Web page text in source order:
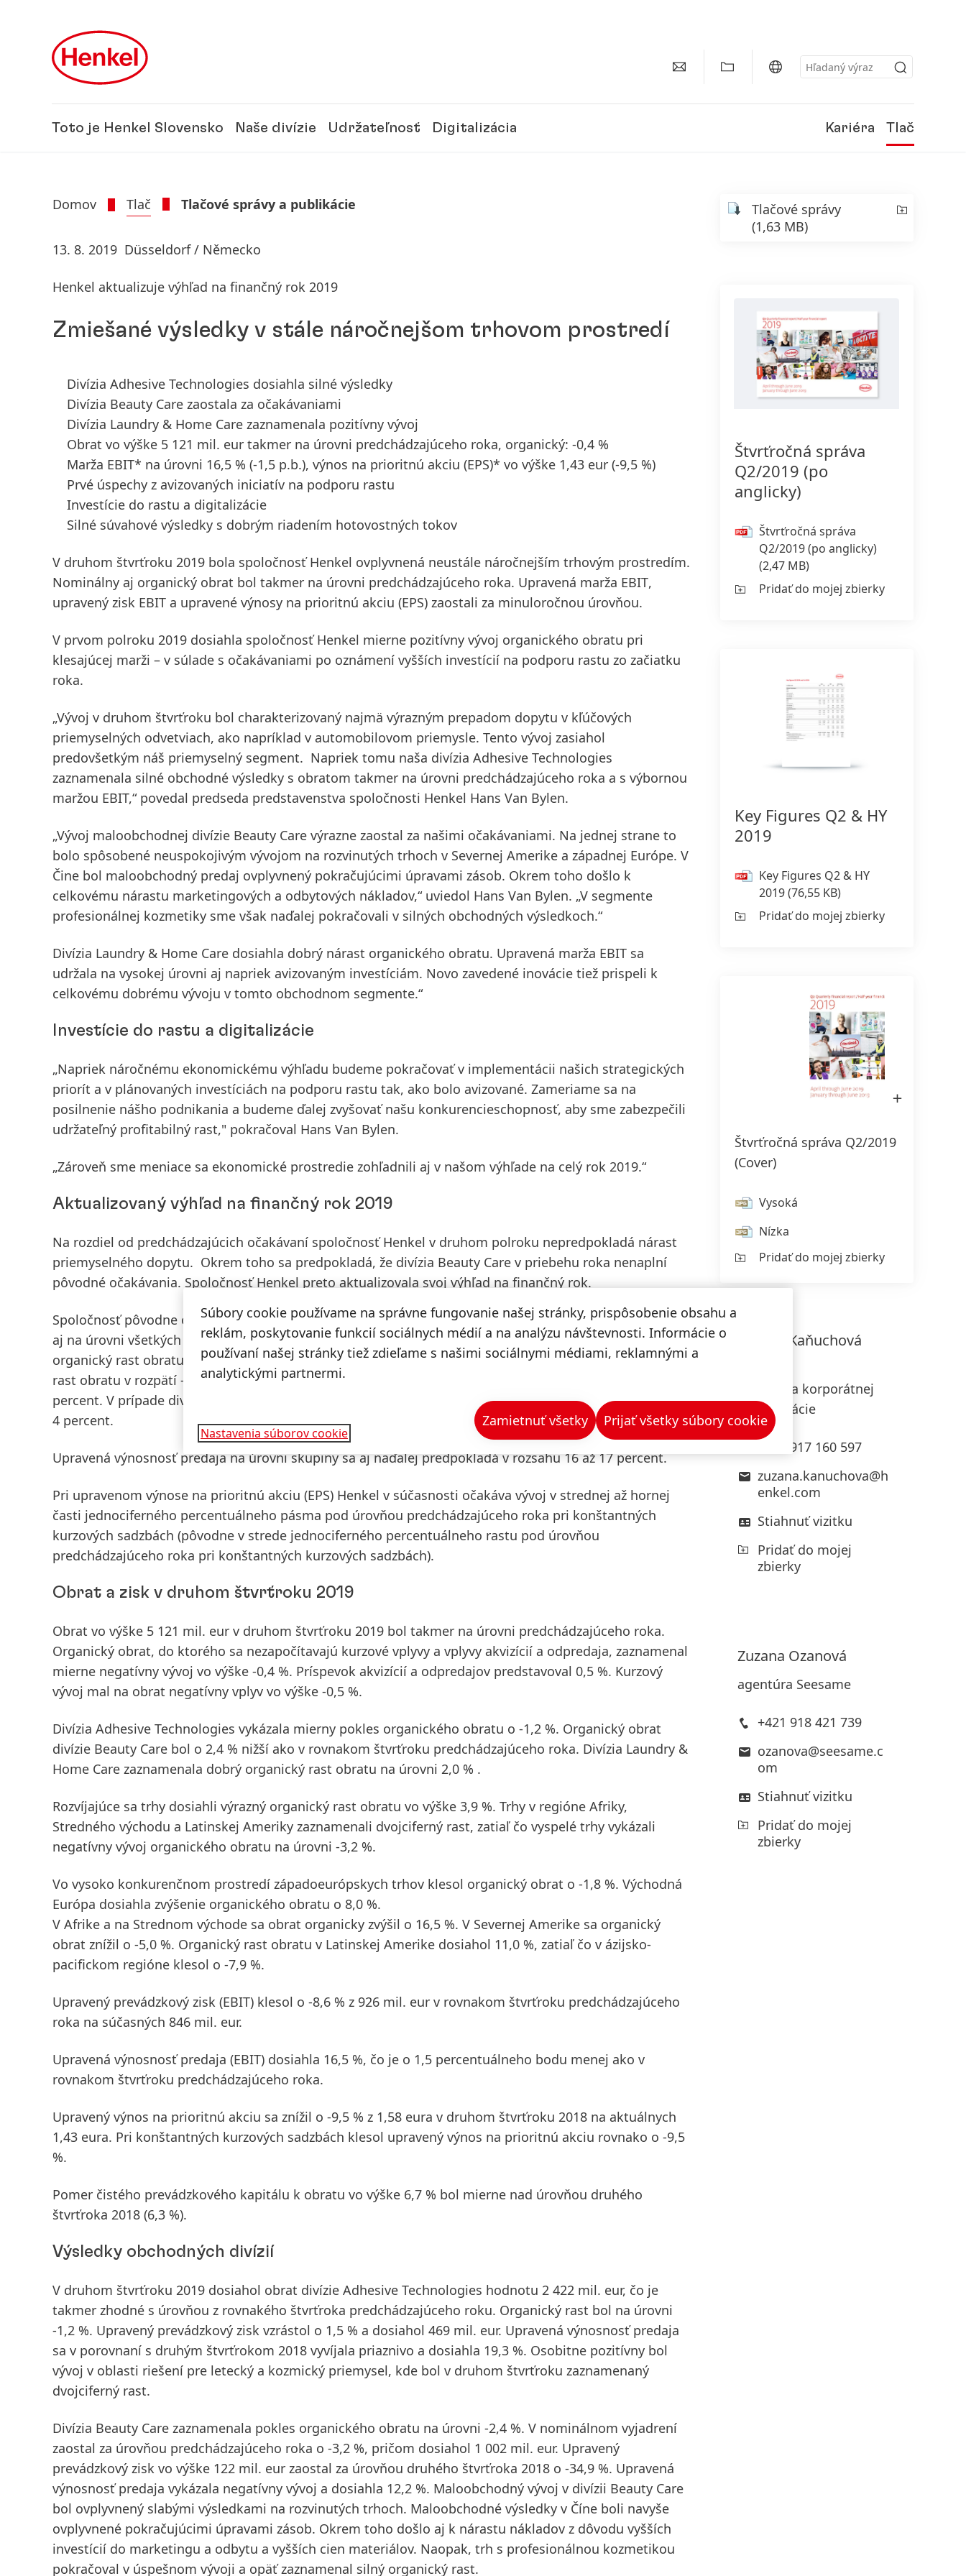
Toto je Henkel Slovensko
150 rokov spoločnosti Henkel
spoločnosti Henkel každá zmena
znamená novú príležitosť, preto
podporujeme inovácie, udržateľnosť
lepšiu budúcnosť pre všetkých.
Spoločne.
VIAC INFORMÁCIÍ
Naše divízie Udržateľnosť Digitalizácia Kariéra Tlač
Domov Tlač Tlačové správy a publikácie
13. 8. 2019 Düsseldorf / Německo
Henkel aktualizuje výhľad na finančný rok 2019
Zmiešané výsledky v stále náročnejšom trhovom prostredí
Divízia Adhesive Technologies dosiahla silné výsledky
Divízia Beauty Care zaostala za očakávaniami
Divízia Laundry & Home Care zaznamenala pozitívny vývoj
Obrat vo výške 5 121 mil. eur takmer na úrovni predchádzajúceho roka, organický: -0,4 %
Marža EBIT* na úrovni 16,5 % (-1,5 p.b.), výnos na prioritnú akciu (EPS)* vo výške 1,43 eur (-9,5 %)
Prvé úspechy z avizovaných iniciatív na podporu rastu
Investície do rastu a digitalizácie
Silné súvahové výsledky s dobrým riadením hotovostných tokov
V druhom štvrťroku 2019 bola spoločnosť Henkel ovplyvnená neustále náročnejším trhovým prostredím.
Nominálny aj organický obrat bol takmer na úrovni predchádzajúceho roka. Upravená marža EBIT,
upravený zisk EBIT a upravené výnosy na prioritnú akciu (EPS) zaostali za minuloročnou úrovňou.
V prvom polroku 2019 dosiahla spoločnosť Henkel mierne pozitívny vývoj organického obratu pri
klesajúcej marži – v súlade s očakávaniami po oznámení vyšších investícií na podporu rastu zo začiatku
roka.
„Vývoj v druhom štvrťroku bol charakterizovaný najmä výrazným prepadom dopytu v kľúčových
priemyselných odvetviach, ako napríklad v automobilovom priemysle. Tento vývoj zasiahol
predovšetkým náš priemyselný segment. Napriek tomu naša divízia Adhesive Technologies
zaznamenala silné obchodné výsledky s obratom takmer na úrovni predchádzajúceho roka a s výbornou
maržou EBIT,“ povedal predseda predstavenstva spoločnosti Henkel Hans Van Bylen.
„Vývoj maloobchodnej divízie Beauty Care výrazne zaostal za našimi očakávaniami. Na jednej strane to
bolo spôsobené neuspokojivým vývojom na rozvinutých trhoch v Severnej Amerike a západnej Európe. V
Čine bol maloobchodný predaj ovplyvnený pokračujúcimi úpravami zásob. Okrem toho došlo k
celkovému nárastu marketingových a odbytových nákladov,“ uviedol Hans Van Bylen. „V segmente
profesionálnej kozmetiky sme však naďalej pokračovali v silných obchodných výsledkoch.“
Divízia Laundry & Home Care dosiahla dobrý nárast organického obratu. Upravená marža EBIT sa
udržala na vysokej úrovni aj napriek avizovaným investíciám. Novo zavedené inovácie tiež prispeli k
celkovému dobrému vývoju v tomto obchodnom segmente.“
Investície do rastu a digitalizácie
„Napriek náročnému ekonomickému výhľadu budeme pokračovať v implementácii našich strategických
priorít a v plánovaných investíciách na podporu rastu tak, ako bolo avizované. Zameriame sa na
posilnenie nášho podnikania a budeme ďalej zvyšovať našu konkurencieschopnosť, aby sme zabezpečili
udržateľný profitabilný rast," pokračoval Hans Van Bylen.
„Zároveň sme meniace sa ekonomické prostredie zohľadnili aj v našom výhľade na celý rok 2019.“
Aktualizovaný výhľad na finančný rok 2019
Na rozdiel od predchádzajúcich očakávaní spoločnosť Henkel v druhom polroku nepredpokladá nárast
priemyselného dopytu. Okrem toho sa predpokladá, že divízia Beauty Care v priebehu roka nenaplní
pôvodné očakávania. Spoločnosť Henkel preto aktualizovala svoj výhľad na finančný rok.
Spoločnosť pôvodne očakávala organický rast obratu na úrovni 2 až 4 percent tak na úrovniskupiny, ako
aj na úrovni všetkých troch obchodných divízií . V súčasnosti Henkel očakáva na úrovniskupiny
organický rast obratu od 0 do 2 percent. V prípade divízieAdhesive Technologiessa očakáva organický
rast obratu v rozpätí -1 až 1 percento, pri divíziiBeauty Care
percent. V prípade divízie
Henkel aj naďalej očakáva organický rast na úrovni 2 až
4 percent.
Upravená výnosnosť predajana úrovni skupiny sa aj naďalej predpokladá v rozsahu 16 až 17 percent.
Pri upravenom výnose na prioritnú akciu (EPS) Henkel v súčasnosti očakáva vývoj v strednej až hornej
časti jednociferného percentuálneho pásma pod úrovňou predchádzajúceho roka pri konštantných
kurzových sadzbách (pôvodne v strede jednociferného percentuálneho rastu pod úrovňou
predchádzajúceho roka pri konštantných kurzových sadzbách).
Obrat a zisk v druhom štvrťroku 2019
Obrat vo výške 5 121 mil. eur v druhom štvrťroku 2019 bol takmer na úrovni predchádzajúceho roka.
Organický obrat, do ktorého sa nezapočítavajú kurzové vplyvy a vplyvy akvizícií a odpredaja, zaznamenal
mierne negatívny vývoj vo výške -0,4 %. Príspevok akvizícií a odpredajov predstavoval 0,5 %. Kurzový
vývoj mal na obrat negatívny vplyv vo výške -0,5 %.
Divízia Adhesive Technologies vykázala mierny pokles organického obratu o -1,2 %. Organický obrat
divízie Beauty Care bol o 2,4 % nižší ako v rovnakom štvrťroku predchádzajúceho roka. Divízia Laundry &
Home Care zaznamenala dobrý organický rast obratu na úrovni 2,0 % .
Rozvíjajúce sa trhy dosiahli výrazný organický rast obratu vo výške 3,9 %. Trhy v regióne Afriky,
Stredného východu a Latinskej Ameriky zaznamenali dvojciferný rast, zatiaľ čo vyspelé trhy vykázali
negatívny vývoj organického obratu na úrovni -3,2 %.
Vo vysoko konkurenčnom prostredí západoeurópskych trhov klesol organický obrat o -1,8 %. Východná
Európa dosiahla zvýšenie organického obratu o 8,0 %.
V Afrike a na Strednom východe sa obrat organicky zvýšil o 16,5 %. V Severnej Amerike sa organický
obrat znížil o -5,0 %. Organický rast obratu v Latinskej Amerike dosiahol 11,0 %, zatiaľ čo v ázijsko-
pacifickom regióne klesol o -7,9 %.
Upravený prevádzkový zisk (EBIT) klesol o -8,6 % z 926 mil. eur v rovnakom štvrťroku predchádzajúceho
roka na súčasných 846 mil. eur.
Upravená výnosnosť predaja (EBIT) dosiahla 16,5 %, čo je o 1,5 percentuálneho bodu menej ako v
rovnakom štvrťroku predchádzajúceho roka.
Upravený výnos na prioritnú akciu sa znížil o -9,5 % z 1,58 eura v druhom štvrťroku 2018 na aktuálnych
1,43 eura. Pri konštantných kurzových sadzbách klesol upravený výnos na prioritnú akciu rovnako o -9,5
%.
Pomer čistého prevádzkového kapitálu k obratu vo výške 6,7 % bol mierne nad úrovňou druhého
štvrťroka 2018 (6,3 %).
Výsledky obchodných divízií
V druhom štvrťroku 2019 dosiahol obrat divízie Adhesive Technologies hodnotu 2 422 mil. eur, čo je
takmer zhodné s úrovňou z rovnakého štvrťroka predchádzajúceho roku. Organický rast bol na úrovni
-1,2 %. Upravený prevádzkový zisk vzrástol o 1,5 % a dosiahol 469 mil. eur. Upravená výnosnosť predaja
sa v porovnaní s druhým štvrťrokom 2018 vyvíjala priaznivo a dosiahla 19,3 %. Osobitne pozitívny bol
vývoj v oblasti riešení pre letecký a kozmický priemysel, kde bol v druhom štvrťroku zaznamenaný
dvojciferný rast.
Divízia Beauty Care zaznamenala pokles organického obratu na úrovni -2,4 %. V nominálnom vyjadrení
zaostal za úrovňou predchádzajúceho roka o -3,2 %, pričom dosiahol 1 002 mil. eur. Upravený
prevádzkový zisk vo výške 122 mil. eur zaostal za úrovňou druhého štvrťroka 2018 o -34,9 %. Upravená
výnosnosť predaja vykázala negatívny vývoj a dosiahla 12,2 %. Maloobchodný vývoj v divízii Beauty Care
bol ovplyvnený slabými výsledkami na rozvinutých trhoch. Maloobchodné výsledky v Číne boli navyše
ovplyvnené pokračujúcimi úpravami zásob. Okrem toho došlo aj k nárastu nákladov z dôvodu vyšších
investícií do marketingu a odbytu a vyšších cien materiálov. Naopak, trh s profesionálnou kozmetikou
pokračoval v úspešnom vývoji a opäť zaznamenal silný organický rast.
Tlačové správy
(1,63 MB)
Štvrťročná správa
Q2/2019 (po
anglicky)
Štvrťročná správa
Q2/2019(po anglicky)
(2,47 MB)
Pridať do mojej zbierky
Key Figures Q2 & HY
2019
Key Figures Q2 & HY
2019(76,55 KB)
Pridať do mojej zbierky
Otvoriť
obrázok
Štvrťročná správa Q2/2019
(Cover)
Vysoká
Nízka
Pridať do mojej zbierky
Kaňuchová
Riaditeľka korporátnej
komunikácie
+421 917 160 597
zuzana.kanuchova@h
enkel.com
Stiahnuť vizitku
Pridať do mojej
zbierky
Zuzana Ozanová
agentúra Seesame
+421 918 421 739
ozanova@seesame.c
om
Stiahnuť vizitku
Pridať do mojej
zbierky
Súbory cookie používame na správne fungovanie našej stránky, prispôsobenie obsahu a
reklám, poskytovanie funkcií sociálnych médií a na analýzu návštevnosti. Informácie o
používaní našej stránky tiež zdieľame s našimi sociálnymi médiami, reklamnými a
analytickými partnermi.
Nastavenia súborov cookie
Zamietnuť všetky Prijať všetky súbory cookie